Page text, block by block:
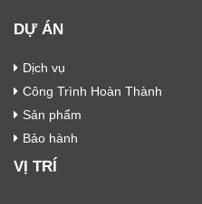
DỰ ÁN
Dịch vụ
Công Trình Hoàn Thành
Sản phẩm
Bảo hành
VỊ TRÍ